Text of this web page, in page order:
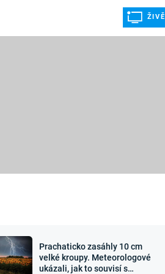
ŽIVĚ
Sledujte nás
Prachaticko zasáhly 10 cm
velké kroupy. Meteorologové
ukázali, jak to souvisí s